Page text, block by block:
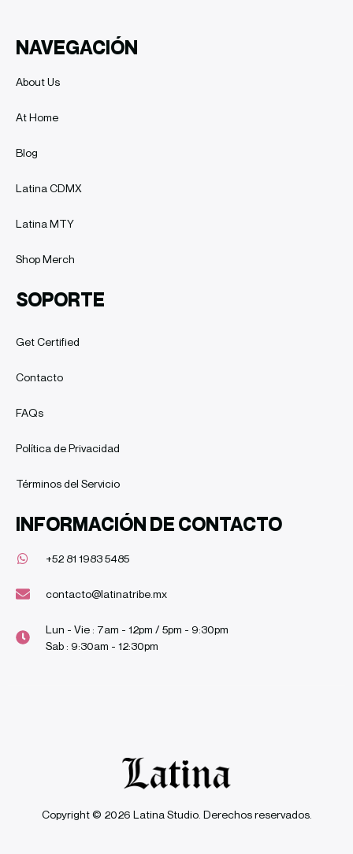
NAVEGACIÓN
About Us
At Home
Blog
Latina CDMX
Latina MTY
Shop Merch
SOPORTE
Get Certified
Contacto
FAQs
Política de Privacidad
Términos del Servicio
INFORMACIÓN DE CONTACTO
+52 81 1983 5485
contacto@latinatribe.mx
Lun - Vie : 7am - 12pm / 5pm - 9:30pm
Sab : 9:30am - 12:30pm
Copyright © 2026 Latina Studio. Derechos reservados.